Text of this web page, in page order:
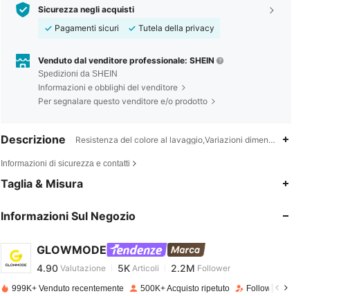
Sicurezza negli acquisti
Pagamenti sicuri
Tutela della privacy
Venduto dal venditore professionale: SHEIN
Spedizioni da SHEIN
Informazioni e obblighi del venditore
Per segnalare questo venditore e/o prodotto
Descrizione Resistenza del colore al lavaggio,Variazioni dimensionali dei
Informazioni di sicurezza e contatti
Taglia & Misura
Informazioni Sul Negozio
GLOWMODE
4.90
4.90 Valutazione 5K Articoli 2.2M Follower
999K+ Venduto recentemente 500K+ Acquisto ripetuto Follower in crescita del